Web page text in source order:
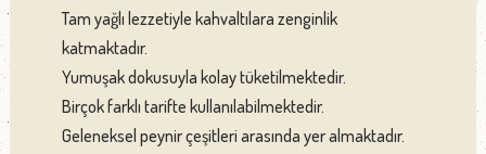
Tam yağlı lezzetiyle kahvaltılara zenginlik
katmaktadır.
Yumuşak dokusuyla kolay tüketilmektedir.
Birçok farklı tarifte kullanılabilmektedir.
Geleneksel peynir çeşitleri arasında yer almaktadır.